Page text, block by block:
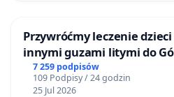
Przywróćmy leczenie
innymi guzami litymi do
Centrum Zdrowia Dziecka
7 259 podpisów
109 Podpisy / 24 godzin
25 Jul 2026